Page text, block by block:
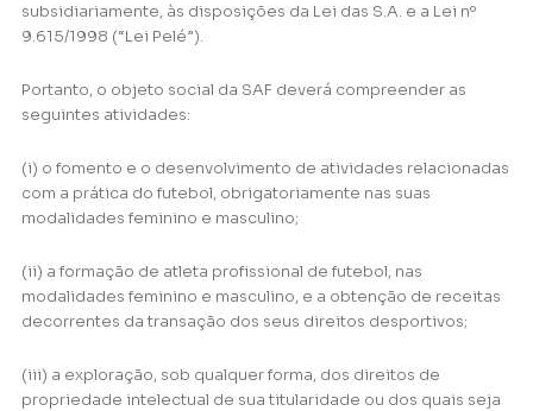
subsidiariamente, às disposições da Lei das S.A. e a Lei nº
9.615/1998 (“Lei Pelé”).
Portanto, o objeto social da SAF deverá compreender as
seguintes atividades:
(i) o fomento e o desenvolvimento de atividades relacionadas
com a prática do futebol, obrigatoriamente nas suas
modalidades feminino e masculino;
(ii) a formação de atleta profissional de futebol, nas
modalidades feminino e masculino, e a obtenção de receitas
decorrentes da transação dos seus direitos desportivos;
(iii) a exploração, sob qualquer forma, dos direitos de
propriedade intelectual de sua titularidade ou dos quais seja